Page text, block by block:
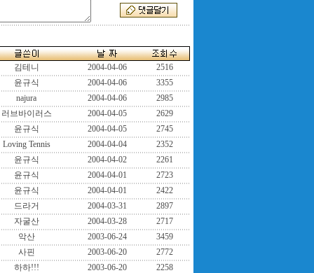
김테니 2004-04-06
2516
윤규식
2004-04-06
3355
najura
2004-04-06
2985
러브바이러스
2004-04-05
2629
윤규식
2004-04-05
2745
Loving Tennis
2004-04-04
2352
윤규식
2004-04-02
2261
윤규식
2004-04-01
2723
윤규식
2004-04-01
2422
드라거
2004-03-31
2897
자굴산
2004-03-28
2717
악산
2003-06-24
3459
사핀
2003-06-20
2772
하하!!!
2003-06-20
2258